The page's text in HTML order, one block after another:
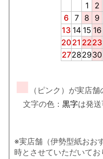
1
2
6 7 8 9
13 14 15 16
2021 2223
27282930
■
（ピンク）が実店舗
文字の色： 黒字は発送
※実店舗（伊勢型紙おお
時とさせていただいてお